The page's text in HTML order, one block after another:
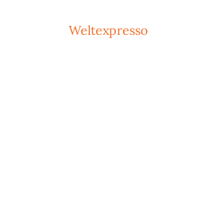
Weltexpresso